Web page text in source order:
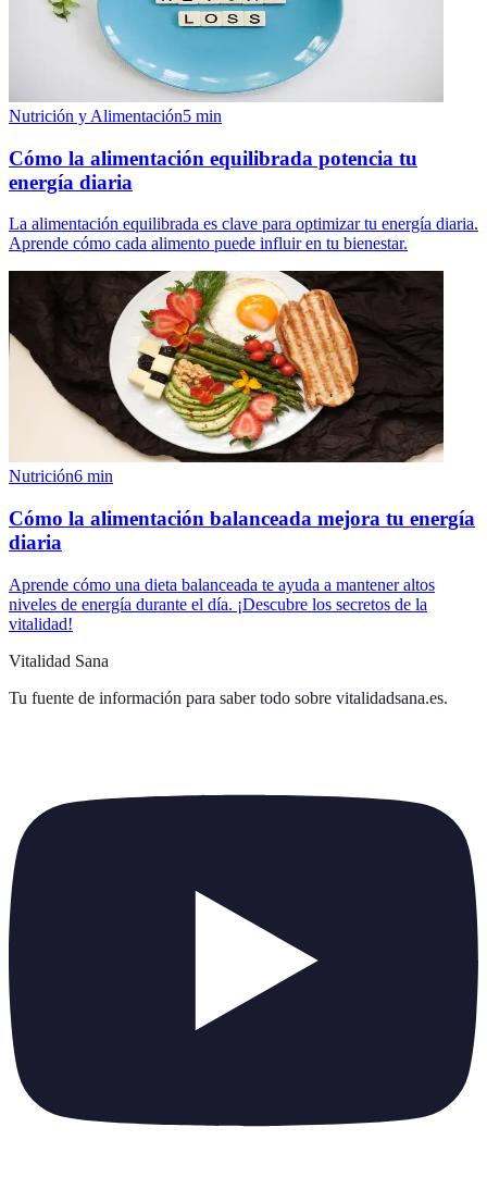
Nutrición y Alimentación5 min
Cómo la alimentación equilibrada potencia tu
energía diaria
La alimentación equilibrada es clave para optimizar tu energía diaria.
Aprende cómo cada alimento puede influir en tu bienestar.
Nutrición6 min
Cómo la alimentación balanceada mejora tu energía
diaria
Aprende cómo una dieta balanceada te ayuda a mantener altos
niveles de energía durante el día. ¡Descubre los secretos de la
vitalidad!
Vitalidad Sana
Tu fuente de información para saber todo sobre vitalidadsana.es.